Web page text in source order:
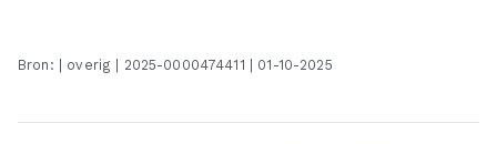
Bron: | overig | 2025-0000474411 | 01-10-2025